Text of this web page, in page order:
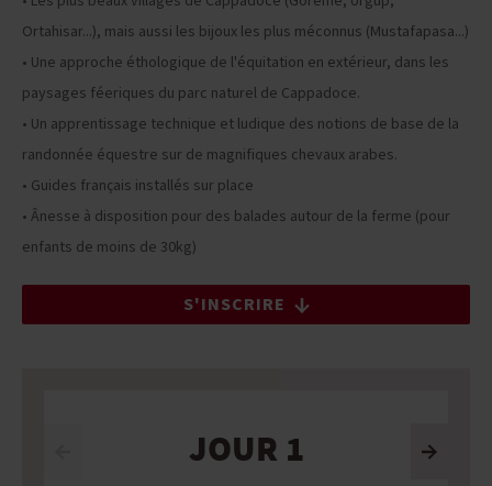
Ortahisar...), mais aussi les bijoux les plus méconnus (Mustafapasa...)
• Une approche éthologique de l'équitation en extérieur, dans les
paysages féeriques du parc naturel de Cappadoce.
• Un apprentissage technique et ludique des notions de base de la
randonnée équestre sur de magnifiques chevaux arabes.
• Guides français installés sur place
• Ânesse à disposition pour des balades autour de la ferme (pour
enfants de moins de 30kg)
S'INSCRIRE
JOUR 1